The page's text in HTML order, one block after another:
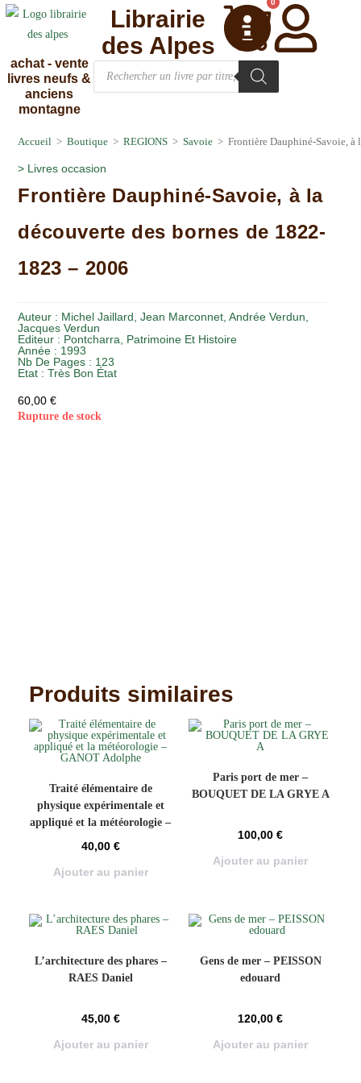
achat - vente
livres neufs &
anciens
montagne
0
Librairie
des Alpes
Accueil > Boutique > REGIONS > Savoie > Frontière Dauphiné-Savoie, à
> Livres occasion
Frontière Dauphiné-Savoie, à la
découverte des bornes de 1822-
1823 – 2006
Auteur : Michel Jaillard, Jean Marconnet, Andrée Verdun,
Jacques Verdun
Editeur : Pontcharra, Patrimoine Et Histoire
Année : 1993
Nb De Pages : 123
Etat :Très Bon État
60,00€
Rupture de stock
Produits similaires
Traité élémentaire de
physique expérimentale et
appliqué et la météorologie –
40,00 €
Ajouter au panier
Paris port de mer –
BOUQUET DE LA GRYE A
100,00€
Ajouter au panier
L’architecture des phares –
RAES Daniel
45,00 €
Ajouter au panier
Gens de mer – PEISSON
edouard
120,00€
Ajouter au panier